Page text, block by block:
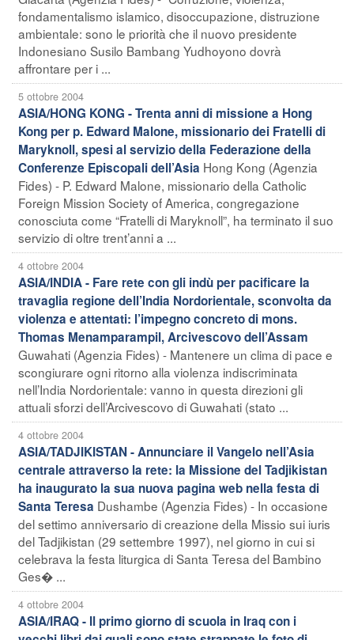
fondamentalismo islamico, disoccupazione, distruzione
ambientale: sono le priorità che il nuovo presidente
Indonesiano Susilo Bambang Yudhoyono dovrà
affrontare per i ...
5 ottobre 2004
ASIA/HONG KONG - Trenta anni di missione a Hong
Kong per p. Edward Malone, missionario dei Fratelli di
Maryknoll, spesi al servizio della Federazione della
Conferenze Episcopali dell’Asia Hong Kong (Agenzia
Fides) - P. Edward Malone, missionario della Catholic
Foreign Mission Society of America, congregazione
conosciuta come “Fratelli di Maryknoll”, ha terminato il suo
servizio di oltre trent’anni a ...
4 ottobre 2004
ASIA/INDIA - Fare rete con gli indù per pacificare la
travaglia regione dell’India Nordorientale, sconvolta da
violenza e attentati: l’impegno concreto di mons.
Thomas Menamparampil, Arcivescovo dell’Assam
Guwahati (Agenzia Fides) - Mantenere un clima di pace e
scongiurare ogni ritorno alla violenza indiscriminata
nell’India Nordorientale: vanno in questa direzioni gli
attuali sforzi dell’Arcivescovo di Guwahati (stato ...
4 ottobre 2004
ASIA/TADJIKISTAN - Annunciare il Vangelo nell’Asia
centrale attraverso la rete: la Missione del Tadjikistan
ha inaugurato la sua nuova pagina web nella festa di
Santa Teresa Dushambe (Agenzia Fides) - In occasione
del settimo anniversario di creazione della Missio sui iuris
del Tadjikistan (29 settembre 1997), nel giorno in cui si
celebrava la festa liturgica di Santa Teresa del Bambino
Ges� ...
4 ottobre 2004
ASIA/IRAQ - Il primo giorno di scuola in Iraq con i